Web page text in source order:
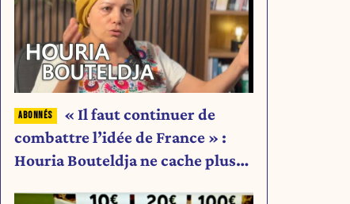
« Il faut continuer de
combattre l’idée de France » :
Houria Bouteldja ne cache plus